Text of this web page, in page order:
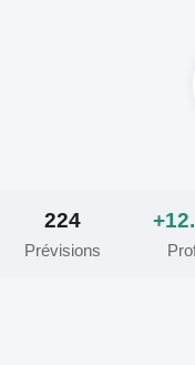
224
Prévisions